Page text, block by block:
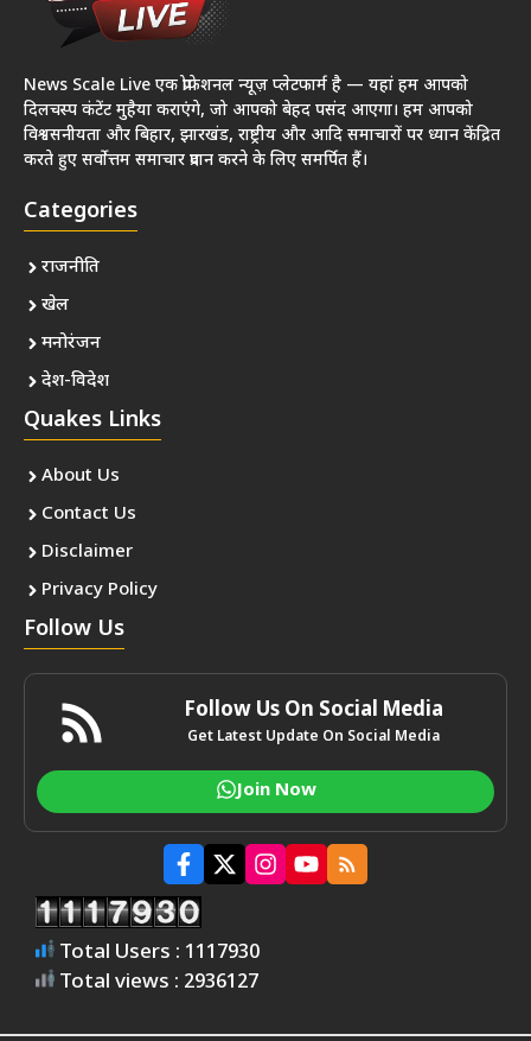
News Scale Live एक प्रोफेशनल न्यूज़ प्लेटफार्म है — यहां हम आपको
दिलचस्प कंटेंट मुहैया कराएंगे, जो आपको बेहद पसंद आएगा। हम आपको
विश्वसनीयता और बिहार, झारखंड, राष्ट्रीय और आदि समाचारों पर ध्यान केंद्रित
करते हुए सर्वोत्तम समाचार प्रदान करने के लिए समर्पित हैं।
Categories
राजनीति
खेल
मनोरंजन
देश-विदेश
Quakes Links
About Us
Contact Us
Disclaimer
Privacy Policy
Follow Us
Follow Us On Social Media
Get Latest Update On Social Media
Join Now
Total Users : 1117930
Total views : 2936127